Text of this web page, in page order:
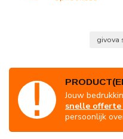
givova
Jouw
snelle offerte
persoonlijk